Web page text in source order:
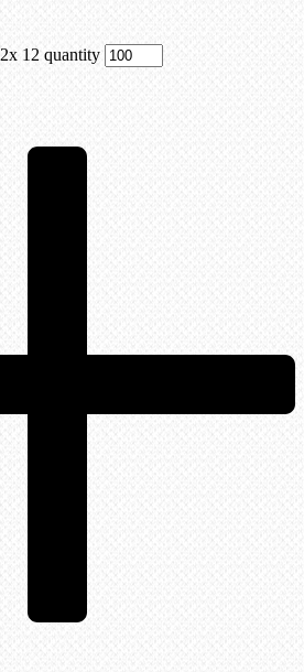
12 quantity